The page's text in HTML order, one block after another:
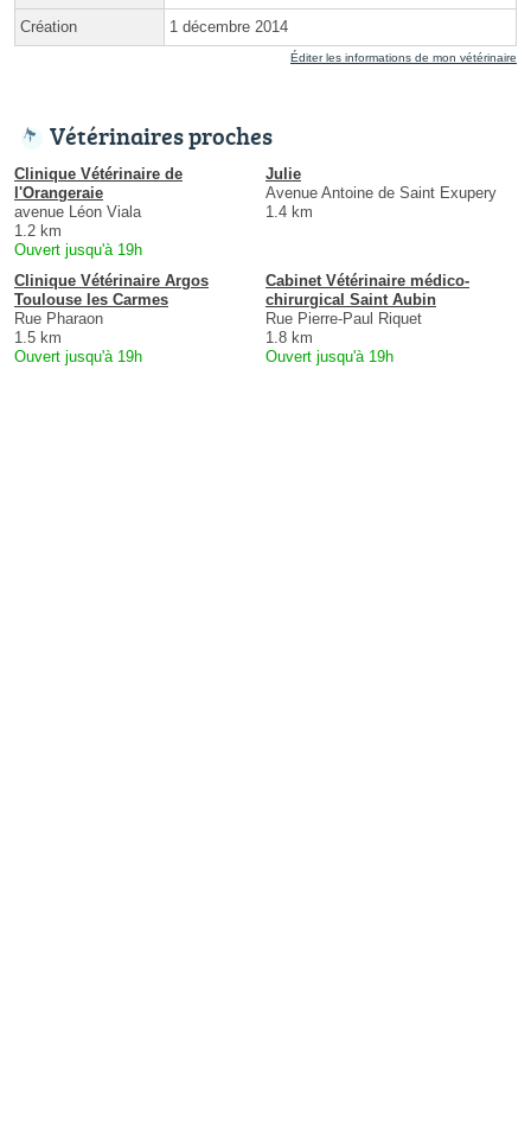
Création 1 décembre 2014
Éditer les informations de mon vétérinaire
Vétérinaires proches
Clinique Vétérinaire de
l'Orangeraie
avenue Léon Viala
1.2 km
Ouvert jusqu'à 19h
Julie
Avenue Antoine de Saint Exupery
1.4 km
Clinique Vétérinaire Argos
Toulouse les Carmes
Rue Pharaon
1.5 km
Ouvert jusqu'à 19h
Cabinet Vétérinaire médico-
chirurgical Saint Aubin
Rue Pierre-Paul Riquet
1.8 km
Ouvert jusqu'à 19h